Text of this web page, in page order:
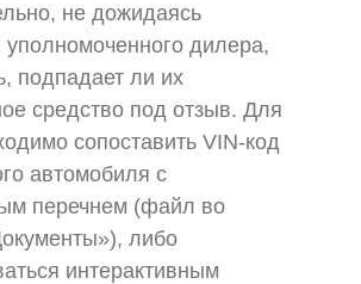
не дожидаясь
дилера,
подпадает ли их
средство под отзыв. Для
сопоставить VIN-код
автомобиля с
перечнем (файл во
либо
интерактивным